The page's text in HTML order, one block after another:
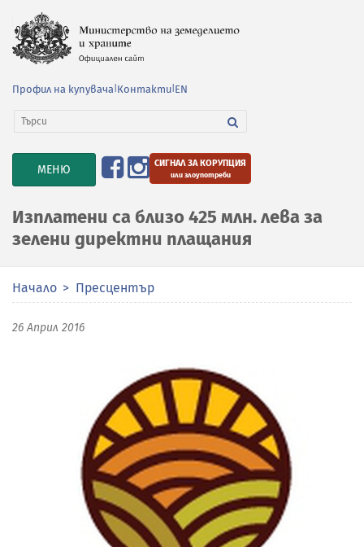
Профил на купувача Контакти EN
TOGGLE
NAVIGATION
МЕНЮ СИГНАЛ ЗА КОРУПЦИЯ
или злоупотреби
Изплатени са близо 425 млн. лева за
зелени директни плащания
Начало Пресцентър
26 Април 2016